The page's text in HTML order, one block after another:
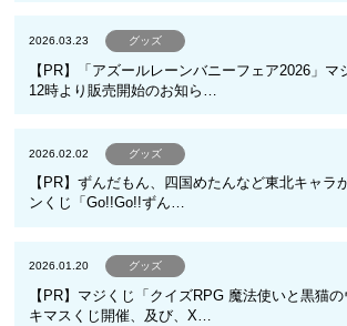
2026.03.23 グッズ
【PR】「アズールレーンバニーフェア2026」マ
12時より販売開始のお知ら…
2026.02.02 グッズ
【PR】ずんだもん、四国めたんなど東北キャラ
ンくじ「Go!!Go!!ずん…
2026.01.20 グッズ
【PR】マジくじ「クイズRPG 魔法使いと黒猫
キマスくじ開催、及び、X…